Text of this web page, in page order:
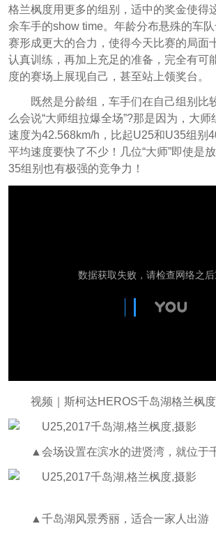
格兰枫度用更多的组别，适中的奖金使得
余车手的show time。年龄分布悬殊的车
赛形成更大的合力，使得今天比赛的局面
认真训练，再加上充足的准备，完全有可
度的赛场上展现自己，甚至站上领奖台。
既然是分龄组，车手们在自己组别比
么会说“大师组拉爆全场”?那是因为，大
速度为42.568km/h，比起U25和U35组别
平均速度要快了不少！几位“大师”即使是
35组别也有极强的竞争力！
视频｜斯柯达HEROS千岛湖格兰枫
▲会场设置在滨水的进贤湾，就位于
▲千岛湖风景秀丽，适合一家人出游